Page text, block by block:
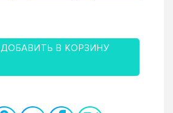
ДОБАВИТЬ В КОРЗИНУ